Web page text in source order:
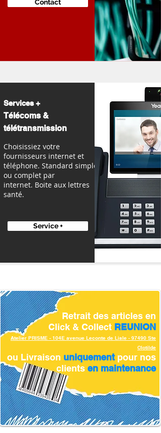
Contact
Services +
Télécoms &
télétransmission
Choisissiez votre
fournisseurs internet et
téléphone. Standard simple
ou complet par
internet. Boite aux lettres
santé.
Service +
Retrait des articles en
Click & Collect REUNION
Atelier PRISME - 104E avenue Leconte de Lisle - 97490 Ste
Clotilde
ou Livraison uniquement pour nos
clients en maintenance